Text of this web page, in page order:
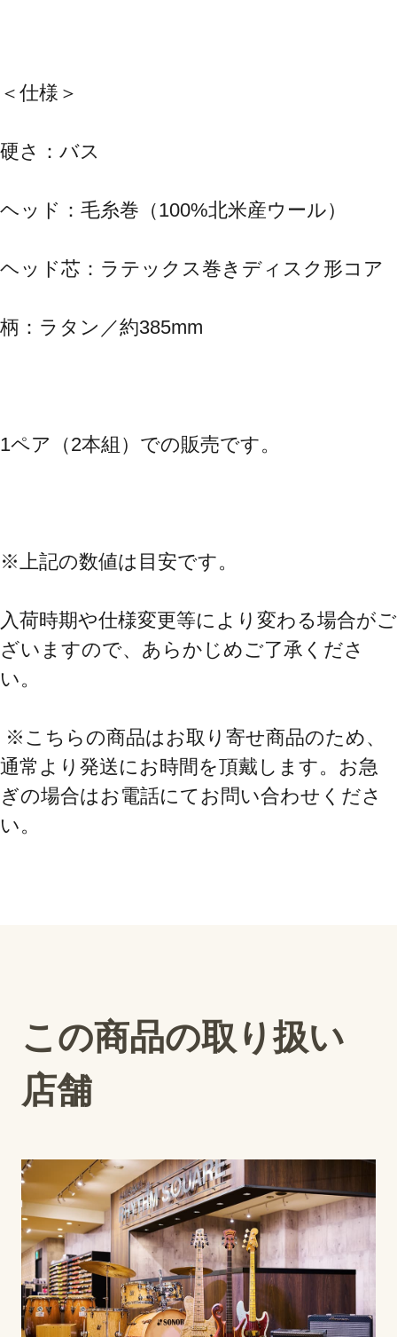
＜仕様＞
硬さ：バス
ヘッド：毛糸巻（100%北米産ウール）
ヘッド芯：ラテックス巻きディスク形コア
柄：ラタン／約385mm
1ペア（2本組）での販売です。
※上記の数値は目安です。
入荷時期や仕様変更等により変わる場合がご
ざいますので、あらかじめご了承くださ
い。
通常より発送にお時間を頂戴します。お急
ぎの場合はお電話にてお問い合わせくださ
い。
この商品の取り扱い
店舗